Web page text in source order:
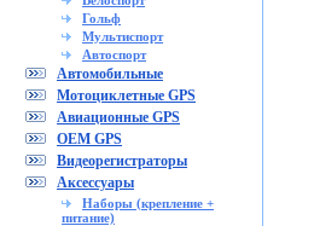
Гольф
Мультиспорт
Автоспорт
Автомобильные
Мотоциклетные GPS
Авиационные GPS
OEM GPS
Видеорегистраторы
Аксессуары
Наборы (крепление +
питание)